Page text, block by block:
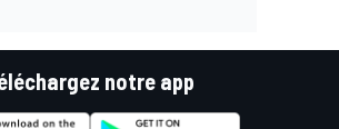
notre app